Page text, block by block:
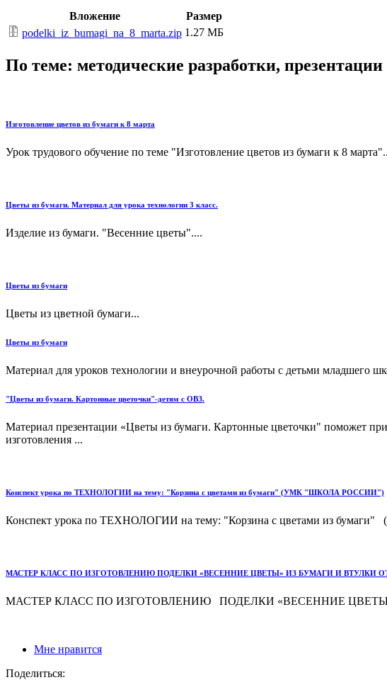
Вложение
Размер
podelki_iz_bumagi_na_8_marta.zip 1.27 МБ
По теме: методические разработки,
Изготовление цветов из бумаги к 8 марта
Урок трудового обучение по теме "Изготовление цветов из бумаги к 8
Цветы из бумаги. Материал для урока технологии 3 класс.
Изделие из бумаги. "Весенние цветы"....
Цветы из бумаги
Цветы из цветной бумаги...
Цветы из бумаги
Материал для уроков технологии и внеурочной работы с детьми младшего
"Цветы из бумаги. Картонные цветочки"-детям с ОВЗ.
Материал презентации «Цветы из бумаги. Картонные цветочки" поможет
изготовления ...
Конспект урока по ТЕХНОЛОГИИ на тему: "Корзина с цветами из бумаги" (УМК "ШКОЛА РОССИИ")
Конспект урока по ТЕХНОЛОГИИ на тему: "Корзина с цветами из
МАСТЕР КЛАСС ПО ИЗГОТОВЛЕНИЮ ПОДЕЛКИ «ВЕСЕННИЕ ЦВЕТЫ» ИЗ БУМАГИ И ВТУЛКИ
МАСТЕР КЛАСС ПО ИЗГОТОВЛЕНИЮ ПОДЕЛКИ «ВЕСЕННИЕ ЦВЕТЫ» ИЗ
Мне нравится
Поделиться: